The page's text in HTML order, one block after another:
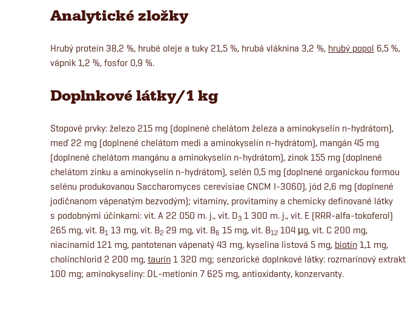
Analytické zložky
Hrubý proteín 38,2 %, hrubé oleje a tuky 21,5 %, hrubá vláknina 3,2 %, hrubý popol 6,5 %,
vápnik 1,2 %, fosfor 0,9 %.
Doplnkové látky/1 kg
Stopové prvky: železo 215 mg (doplnené chelátom železa a aminokyselín n-hydrátom),
meď 22 mg (doplnené chelátom medi a aminokyselín n-hydrátom), mangán 45 mg
(doplnené chelátom mangánu a aminokyselín n-hydrátom), zinok 155 mg (doplnené
chelátom zinku a aminokyselín n-hydrátom), selén 0,5 mg (doplnené organickou formou
selénu produkovanou Saccharomyces cerevisiae CNCM I-3060), jód 2,6 mg (doplnené
jodičnanom vápenatým bezvodým); vitamíny, provitamíny a chemicky definované látky
s podobnými účinkami: vit. A 22 050 m. j., vit. D3 1 300 m. j., vit. E (RRR-alfa-tokoferol)
265 mg, vit. B1 13 mg, vit. B2 29 mg, vit. B6 15 mg, vit. B12 104 µg, vit. C 200 mg,
niacínamid 121 mg, pantotenan vápenatý 43 mg, kyselina listová 5 mg, biotín 1,1 mg,
cholínchlorid 2 200 mg, taurín 1 320 mg; senzorické doplnkové látky: rozmarínový extrakt
100 mg; aminokyseliny: DL-metionín 7 625 mg, antioxidanty, konzervanty.